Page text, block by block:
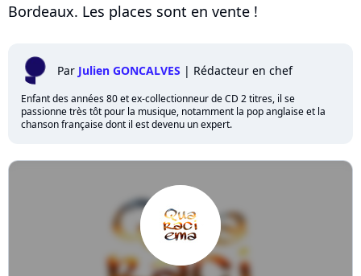
Bordeaux. Les places sont en vente !
Par Julien GONCALVES | Rédacteur en chef
Enfant des années 80 et ex-collectionneur de CD 2 titres, il se
passionne très tôt pour la musique, notamment la pop anglaise et la
chanson française dont il est devenu un expert.